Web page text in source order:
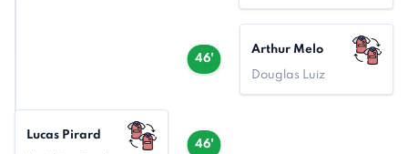
46'
Arthur Melo
Douglas Luiz
46'
Lucas Pirard